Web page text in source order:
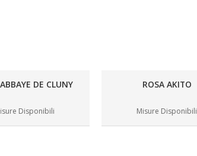
DE CLUNY
Disponibili
ROSA AKITO
Misure Disponibili